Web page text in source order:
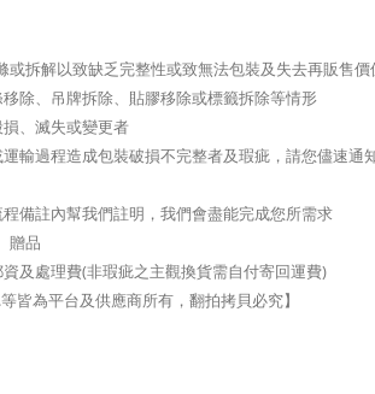
拆解以致缺乏完整性或致無法包裝及失去再販售價
除、吊牌拆除、貼膠移除或標籤拆除等情形
、滅失或變更者
輸過程造成包裝破損不完整者及瑕疵，請您儘速通
備註內幫我們註明，我們會盡能完成您所需求
贈品
及處理費(非瑕疵之主觀換貨需自付寄回運費)
皆為平台及供應商所有，翻拍拷貝必究】